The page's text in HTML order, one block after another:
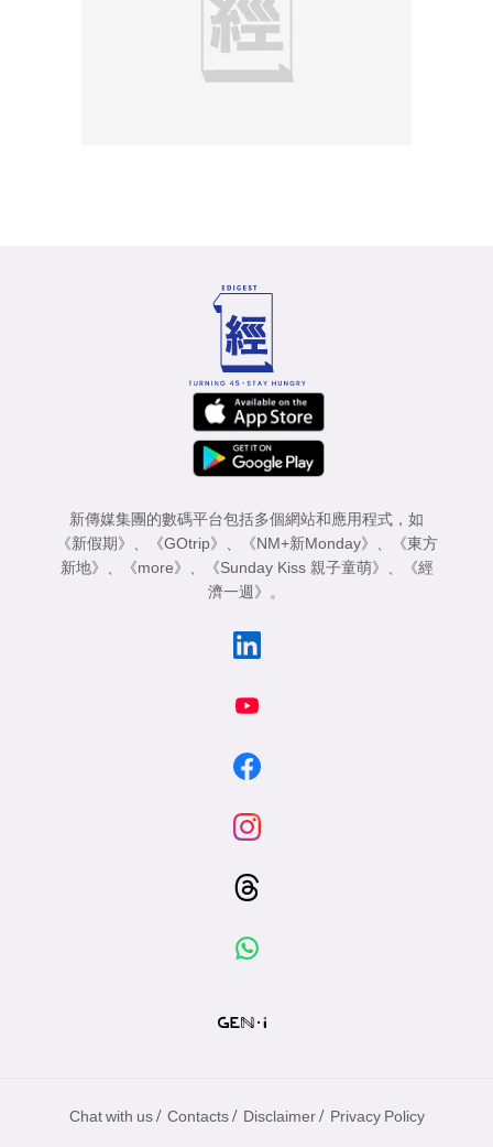
新傳媒集團的數碼平台包括多個網站和應用程式，如
《新假期》
《GOtrip》 《NM+新Monday》
《東方
新地》
《more》 《Sunday Kiss 親子童萌》
《經
濟一週》
。
Chat with us / Contacts / Disclaimer / Privacy Policy